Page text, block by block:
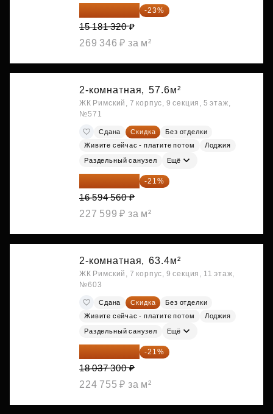
11 689 616 ₽ -23%
15 181 320 ₽
269 346 ₽ за м²
2-комнатная, 57.6м²
ЖК Римский, 7 корпус, 9 секция, 5 этаж,
№571
Сдана Скидка
Без отделки
Живите сейчас - платите потом
Лоджия
Раздельный санузел Ещё
13 109 702 ₽ -21%
16 594 560 ₽
227 599 ₽ за м²
2-комнатная, 63.4м²
ЖК Римский, 7 корпус, 9 секция, 11 этаж,
№603
Сдана Скидка
Без отделки
Живите сейчас - платите потом
Лоджия
Раздельный санузел Ещё
14 249 467 ₽ -21%
18 037 300 ₽
224 755 ₽ за м²